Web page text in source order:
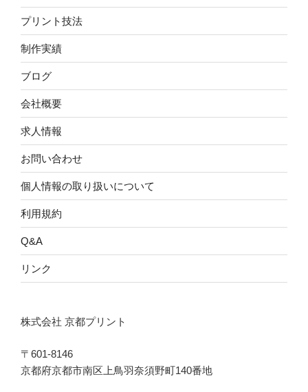
プリント技法
制作実績
ブログ
会社概要
求人情報
お問い合わせ
個人情報の取り扱いについて
利用規約
Q&A
リンク
株式会社 京都プリント
〒601-8146
京都府京都市南区上鳥羽奈須野町140番地